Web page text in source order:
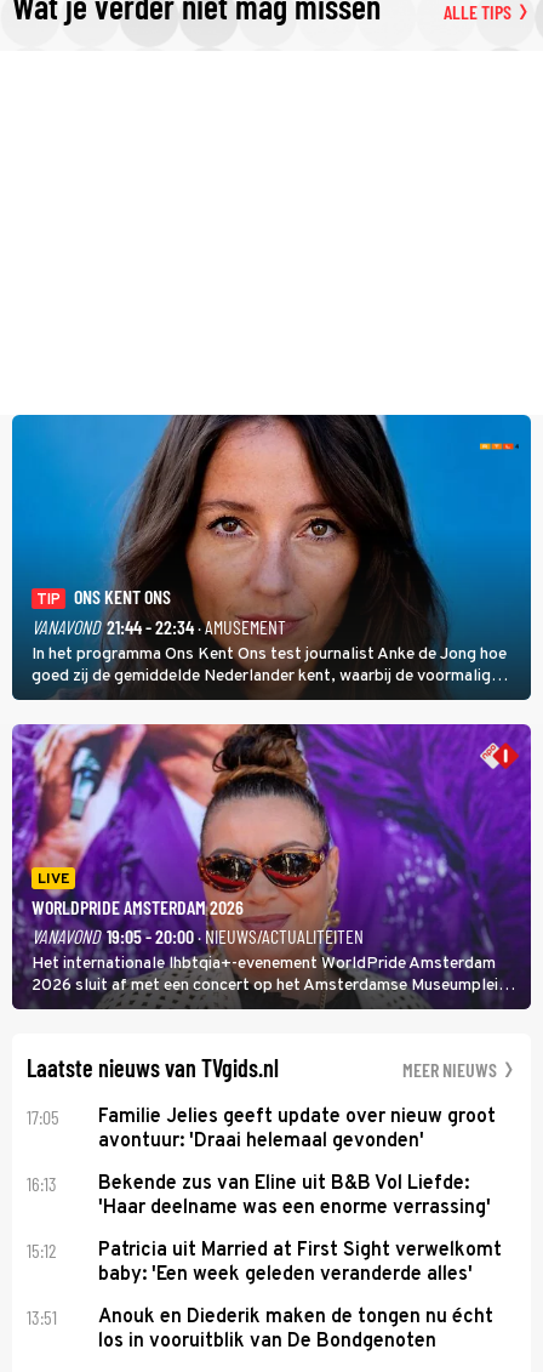
ALLE TIPS
TIP
ONS KENT ONS
VANAVOND 21:44 - 22:34· AMUSEMENT
In het programma Ons Kent Ons test journalist Anke de Jong hoe
goed zij de gemiddelde Nederlander kent, waarbij de voormalig
hoofdredacteur van modebladen Glamour en Elle het samen met
rapper Keizer opneemt tegen Edson da Graça en Marc-Marie
Huijbregts.
LIVE
WORLDPRIDE AMSTERDAM 2026
VANAVOND 19:05 - 20:00· NIEUWS/ACTUALITEITEN
Het internationale lhbtqia+-evenement WorldPride Amsterdam
2026 sluit af met een concert op het Amsterdamse Museumplein.
Anita Doth is een van de optredende artiesten. In de jaren 90
Laatste nieuws van TVgids.nl MEER NIEUWS
17:05
Familie Jelies geeft update over nieuw groot
avontuur: 'Draai helemaal gevonden'
16:13
Bekende zus van Eline uit B&B Vol Liefde:
'Haar deelname was een enorme verrassing'
15:12
Patricia uit Married at First Sight verwelkomt
baby: 'Een week geleden veranderde alles'
13:51
Anouk en Diederik maken de tongen nu écht
los in vooruitblik van De Bondgenoten